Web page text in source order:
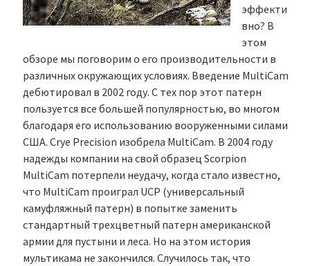
эффекти
вно? В
этом
обзоре мы поговорим о его производительности в
различных окружающих условиях. Введение MultiCam
дебютировал в 2002 году. С тех пор этот патерн
пользуется все большей популярностью, во многом
благодаря его использованию вооруженными силами
США. Crye Precision изобрела MultiCam. В 2004 году
надежды компании на свой образец Scorpion
MultiCam потерпели неудачу, когда стало известно,
что MultiCam проиграл UCP (универсальный
камуфляжный патерн) в попытке заменить
стандартный трехцветный патерн американской
армии для пустыни и леса. Но на этом история
мультикама не закончился. Случилось так, что